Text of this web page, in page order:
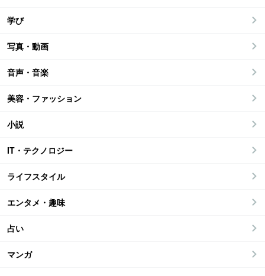
学び
写真・動画
音声・音楽
美容・ファッション
小説
IT・テクノロジー
ライフスタイル
エンタメ・趣味
占い
マンガ